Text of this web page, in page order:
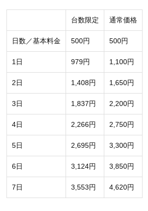
台数限定 通常価格
日数／基本料金 500円 500円
1日 979円 1,100円
2日 1,408円 1,650円
3日 1,837円 2,200円
4日 2,266円 2,750円
5日 2,695円 3,300円
6日 3,124円 3,850円
7日 3,553円 4,620円